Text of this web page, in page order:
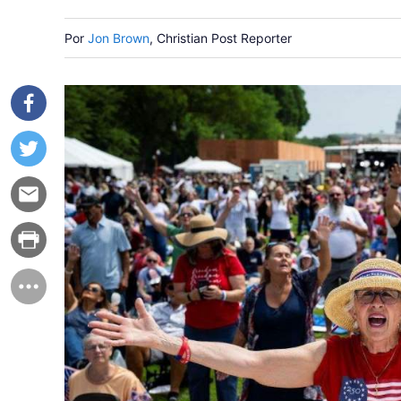
Por Jon Brown, Christian Post Reporter